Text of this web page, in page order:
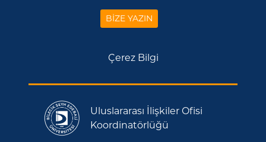
Uluslararası İlişkiler Ofisi
Koordinatörlüğü
BİZE YAZIN
Çerez Bilgi